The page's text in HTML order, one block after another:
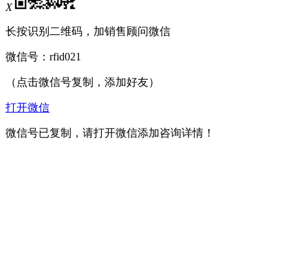
X
长按识别二维码，加销售顾问微信
微信号： rfid021
（点击微信号复制，添加好友）
打开微信
微信号已复制，请打开微信添加咨询详情！